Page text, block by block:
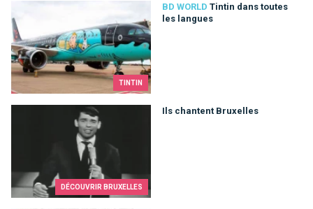
TINTIN
BD WORLD Tintin dans toutes
les langues
Tintin dans toutes les langues
DÉCOUVRIR BRUXELLES
Ils chantent Bruxelles
Ils chantent Bruxelles